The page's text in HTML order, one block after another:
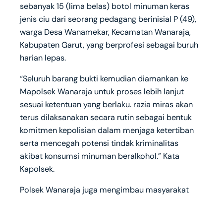
sebanyak 15 (lima belas) botol minuman keras
jenis ciu dari seorang pedagang berinisial P (49),
warga Desa Wanamekar, Kecamatan Wanaraja,
Kabupaten Garut, yang berprofesi sebagai buruh
harian lepas.
“Seluruh barang bukti kemudian diamankan ke
Mapolsek Wanaraja untuk proses lebih lanjut
sesuai ketentuan yang berlaku. razia miras akan
terus dilaksanakan secara rutin sebagai bentuk
komitmen kepolisian dalam menjaga ketertiban
serta mencegah potensi tindak kriminalitas
akibat konsumsi minuman beralkohol.” Kata
Kapolsek.
Polsek Wanaraja juga mengimbau masyarakat